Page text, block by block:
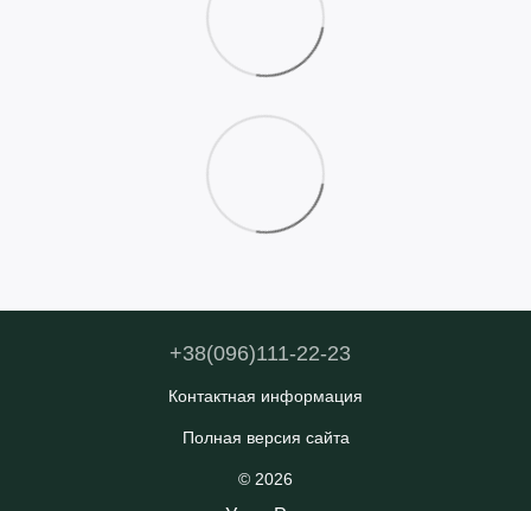
+38(096)111-22-23
Контактная информация
Полная версия сайта
© 2026